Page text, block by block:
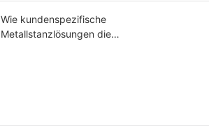
Wie kundenspezifische
Metallstanzlösungen die